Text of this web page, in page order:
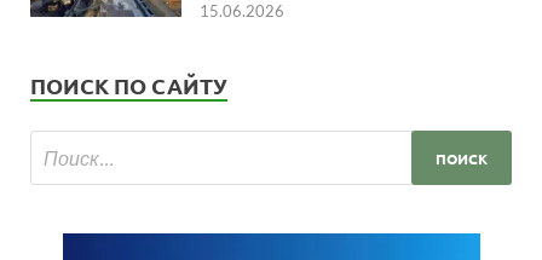
15.06.2026
ПОИСК ПО САЙТУ